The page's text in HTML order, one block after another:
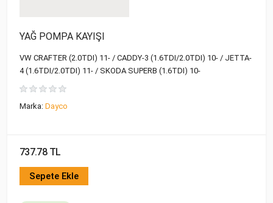
YAĞ POMPA KAYIŞI
VW CRAFTER (2.0TDI) 11- / CADDY-3 (1.6TDI/2.0TDI) 10- / JETTA-
4 (1.6TDI/2.0TDI) 11- / SKODA SUPERB (1.6TDI) 10-
Marka: Dayco
737.78 TL
Sepete Ekle